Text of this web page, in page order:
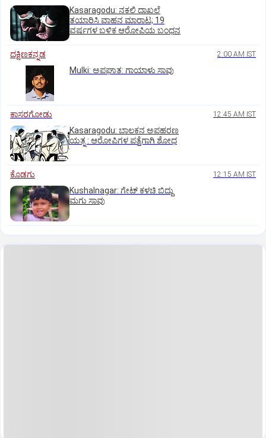
Kasaragodu: ನಕಲಿ ದಾಖಲೆ
ತಯಾರಿಸಿ ವಾಹನ ಮಾರಾಟ; 19
ವರ್ಷಗಳ ಬಳಿಕ ಆರೋಪಿಯ ಬಂಧನ
ದಕ್ಷಿಣಕನ್ನಡ 2:00 AM IST
Mulki: ಅಪಘಾತ: ಗಾಯಾಳು ಸಾವು
ಕಾಸರಗೋಡು 12:45 AM IST
Kasaragodu: ಬಾಲಕನ ಅಪಹರಣ
ಯತ್ನ : ಆರೋಪಿಗಳ ಪತ್ತೆಗಾಗಿ ಶೋಧ
ಕೊಡಗು 12:15 AM IST
Kushalnagar: ಗೇಟ್ ಕಳಚಿ ಬಿದ್ದು
ಮಗು ಸಾವು